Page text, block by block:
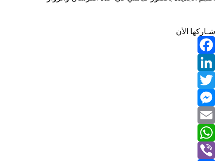
شـاركها الأن
Facebook
LinkedIn
Twitter
Messenger
Email
WhatsApp